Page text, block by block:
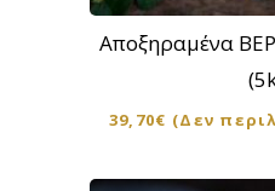
Αποξηραμένα
39,70€ (Δεν